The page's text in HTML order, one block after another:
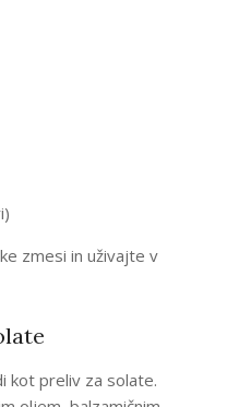
zmesi in uživajte v
kot preliv za solate.